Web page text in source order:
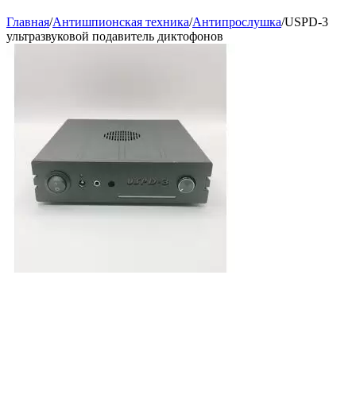
Главная/Антишпионская техника/Антипрослушка/USPD-3
ультразвуковой подавитель диктофонов